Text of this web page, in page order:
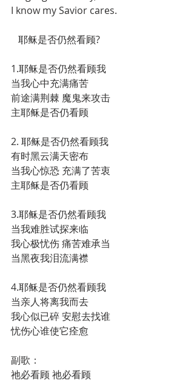
I know my Savior cares.
   耶稣是否仍然看顾?
1.耶稣是否仍然看顾我
当我心中充满痛苦
前途满荆棘 魔鬼来攻击
主耶稣是否仍看顾
2. 耶稣是否仍然看顾我
有时黑云满天密布
当我心惊恐 充满了苦衷
主耶稣是否仍看顾
3.耶稣是否仍然看顾我
当我难胜试探来临
我心极忧伤 痛苦难承当
当黑夜我泪流满襟
4.耶稣是否仍然看顾我
当亲人将离我而去
我心似已碎 安慰去找谁
忧伤心谁使它痊愈
副歌：
祂必看顾 祂必看顾